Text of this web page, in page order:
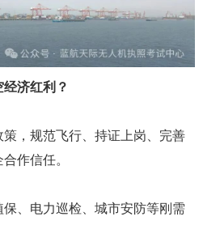
济红利？
，规范飞行、持证上岗、完善
作信任。
、电力巡检、城市安防等刚需